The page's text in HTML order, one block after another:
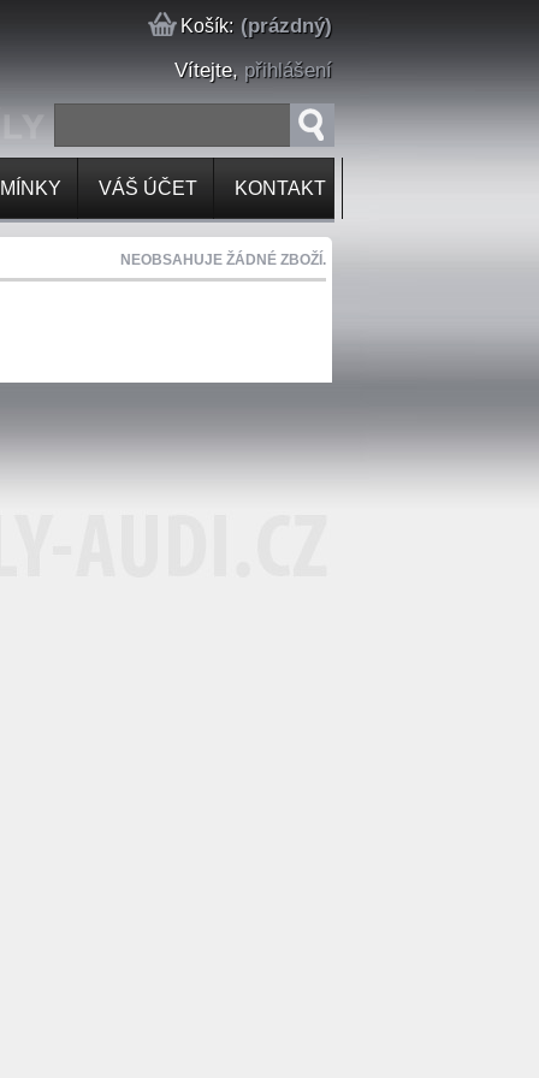
Vítejte, přihlášení
Košík: (prázdný)
VÁŠ ÚČET KONTAKT
NEOBSAHUJE ŽÁDNÉ ZBOŽÍ.